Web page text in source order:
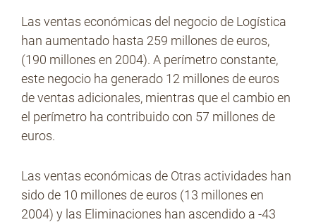
Las ventas económicas del negocio de Logística
han aumentado hasta 259 millones de euros,
(190 millones en 2004). A perímetro constante,
este negocio ha generado 12 millones de euros
de ventas adicionales, mientras que el cambio en
el perímetro ha contribuido con 57 millones de
euros.
Las ventas económicas de Otras actividades han
sido de 10 millones de euros (13 millones en
2004) y las Eliminaciones han ascendido a -43